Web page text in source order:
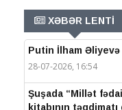
XƏBƏR LENTİ
Putin İlham Əliyevə
28-07-2026, 16:54
Şuşada “Millət
kitabının təqdimatı